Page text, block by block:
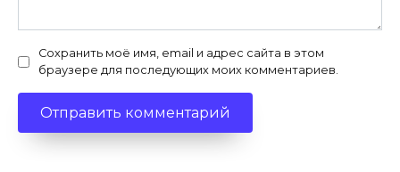
Сохранить моё имя, email и адрес сайта в этом
браузере для последующих моих комментариев.